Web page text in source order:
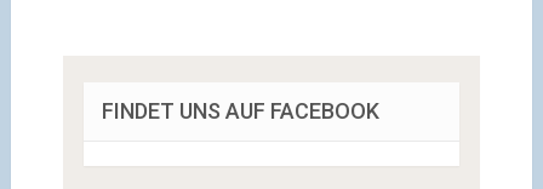
FINDET UNS AUF FACEBOOK